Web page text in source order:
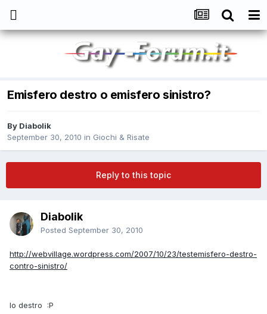
Emisfero destro o emisfero sinistro?
By Diabolik
September 30, 2010 in Giochi & Risate
Reply to this topic
Diabolik
Posted September 30, 2010
http://webvillage.wordpress.com/2007/10/23/testemisfero-destro-
contro-sinistro/
Io destro :P